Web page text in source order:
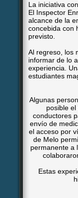
La iniciativa
El Inspector
alcance de la
concebida con
previsto.
Al regreso, los
informar de lo
experiencia.
estudiantes
Algunas
posible
conductores
envío de
el acceso por
de Melo
permanente a
Estas